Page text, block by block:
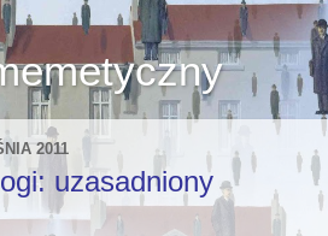
2011
uzasadniony